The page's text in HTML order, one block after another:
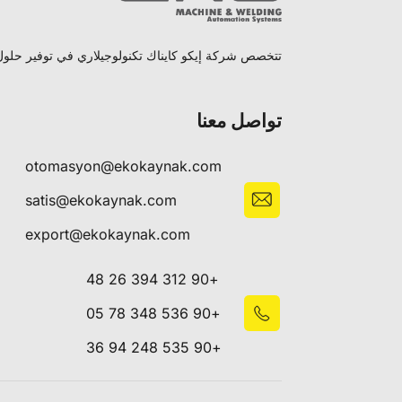
تتخصص شركة إيكو كايناك تكنولوجيلاري في توفير
تواصل معنا
otomasyon@ekokaynak.com
satis@ekokaynak.com
export@ekokaynak.com
+90 312 394 26 48
+90 536 348 78 05
+90 535 248 94 36